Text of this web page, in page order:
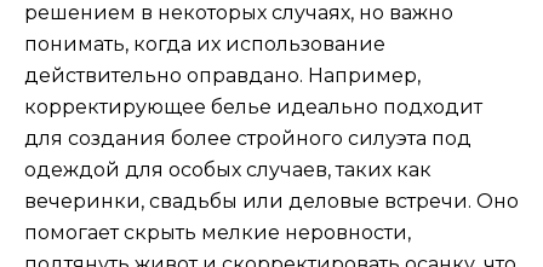
решением в некоторых случаях, но важно
понимать, когда их использование
действительно оправдано. Например,
корректирующее белье идеально подходит
для создания более стройного силуэта под
одеждой для особых случаев, таких как
вечеринки, свадьбы или деловые встречи. Оно
помогает скрыть мелкие неровности,